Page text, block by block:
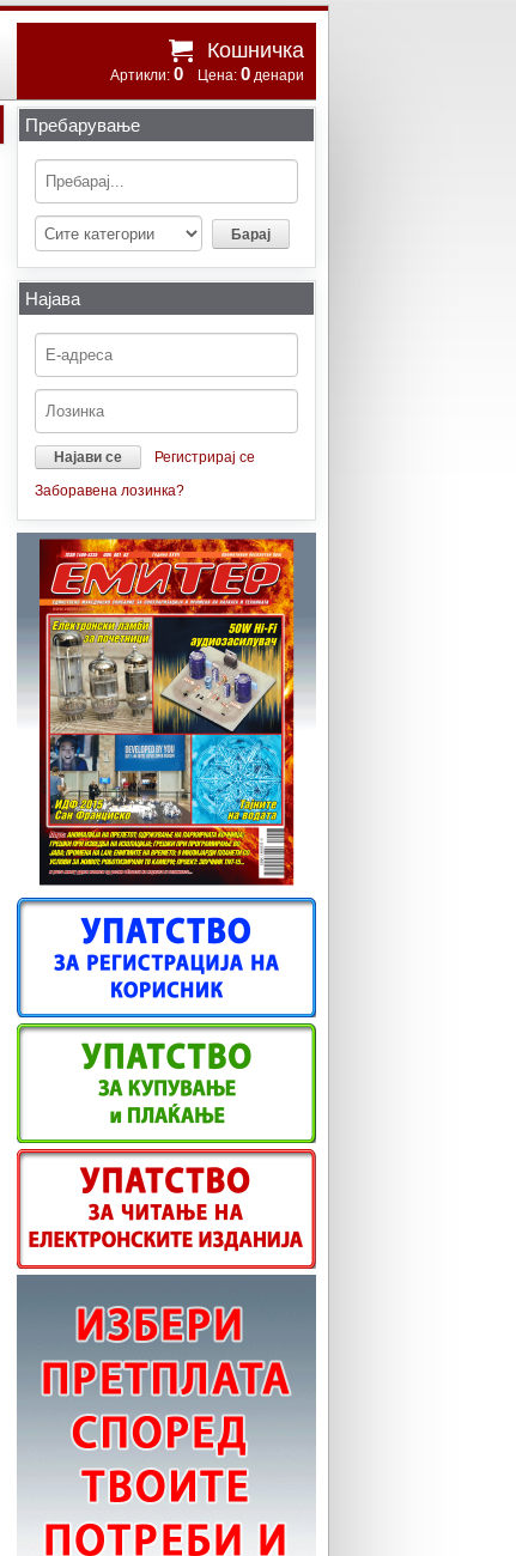
Кошничка
Артикли: 0 Цена: 0 денари
Пребарување
Најава
Регистрирај се
Заборавена лозинка?